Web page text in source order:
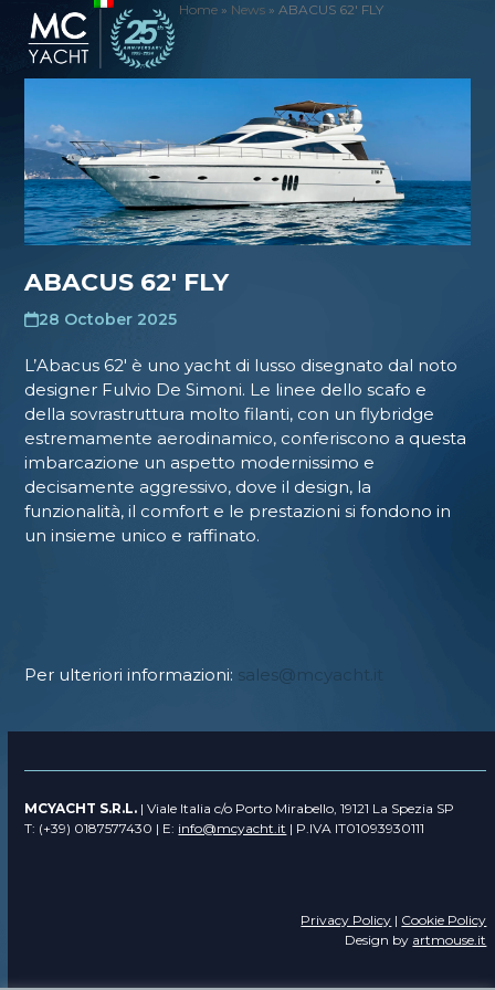
Skip
content
Open
menu
Close
menu
Home» News» ABACUS 62′ FLY
ABACUS 62′ FLY
28 October 2025
L’Abacus 62′ è uno yacht di lusso disegnato dal noto
designer Fulvio De Simoni. Le linee dello scafo e
della sovrastruttura molto filanti, con un flybridge
estremamente aerodinamico, conferiscono a questa
imbarcazione un aspetto modernissimo e
decisamente aggressivo, dove il design, la
funzionalità, il comfort e le prestazioni si fondono in
un insieme unico e raffinato.
Per ulteriori informazioni: sales@mcyacht.it
MCYACHT S.R.L. | Viale Italia c/o Porto Mirabello, 19121 La Spezia SP
T: (+39) 0187577430 | E: info@mcyacht.it | P.IVA IT01093930111
Privacy Policy | Cookie Policy
Design by artmouse.it